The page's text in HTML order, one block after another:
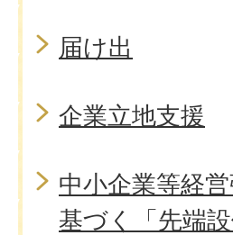
届け出
企業立地支援
中小企業等経
基づく「先端